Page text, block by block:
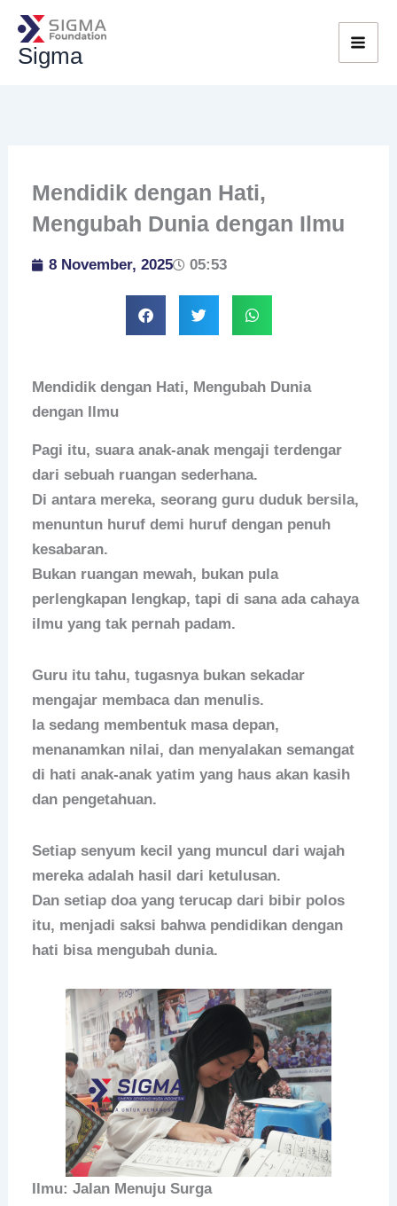
Skip
content
Sigma
Mendidik dengan Hati,
Mengubah Dunia dengan Ilmu
8 November, 2025 05:53
Mendidik dengan Hati, Mengubah Dunia
dengan Ilmu
Pagi itu, suara anak-anak mengaji terdengar
dari sebuah ruangan sederhana.
Di antara mereka, seorang guru duduk bersila,
menuntun huruf demi huruf dengan penuh
kesabaran.
Bukan ruangan mewah, bukan pula
perlengkapan lengkap, tapi di sana ada cahaya
ilmu yang tak pernah padam.
Guru itu tahu, tugasnya bukan sekadar
mengajar membaca dan menulis.
Ia sedang membentuk masa depan,
menanamkan nilai, dan menyalakan semangat
di hati anak-anak yatim yang haus akan kasih
dan pengetahuan.
Setiap senyum kecil yang muncul dari wajah
mereka adalah hasil dari ketulusan.
Dan setiap doa yang terucap dari bibir polos
itu, menjadi saksi bahwa pendidikan dengan
hati bisa mengubah dunia.
Ilmu: Jalan Menuju Surga